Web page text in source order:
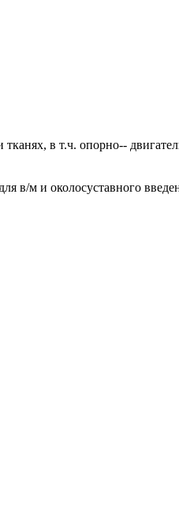
в т.ч. опорно--
в/м и околосуставного